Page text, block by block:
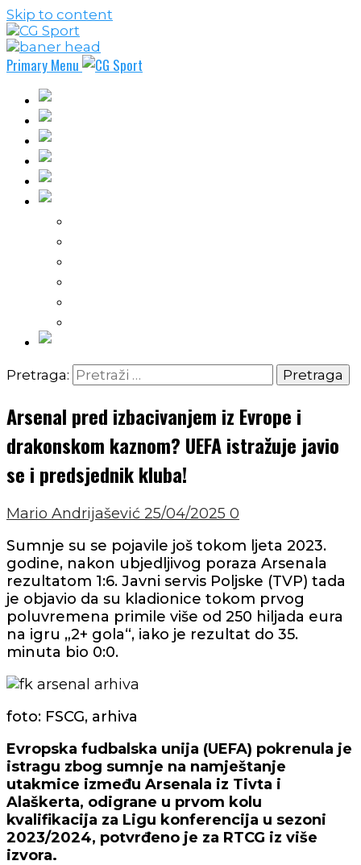
Skip to content
Primary Menu
Pretraga:
Arsenal pred izbacivanjem iz Evrope i
drakonskom kaznom? UEFA istražuje javio
se i predsjednik kluba!
Mario Andrijašević 25/04/2025 0
Sumnje su se pojavile još tokom ljeta 2023.
godine, nakon ubjedljivog poraza Arsenala
rezultatom 1:6. Javni servis Poljske (TVP) tada
je objavio da su kladionice tokom prvog
poluvremena primile više od 250 hiljada eura
na igru „2+ gola“, iako je rezultat do 35.
minuta bio 0:0.
foto: FSCG, arhiva
Evropska fudbalska unija (UEFA) pokrenula je
istragu zbog sumnje na namještanje
utakmice između Arsenala iz Tivta i
Alaškerta, odigrane u prvom kolu
kvalifikacija za Ligu konferencija u sezoni
2023/2024, potvrđeno je za RTCG iz više
izvora.